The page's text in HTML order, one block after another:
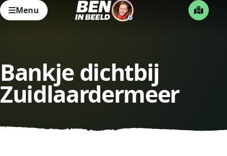
Menu
Bankje dichtbij
Zuidlaardermeer